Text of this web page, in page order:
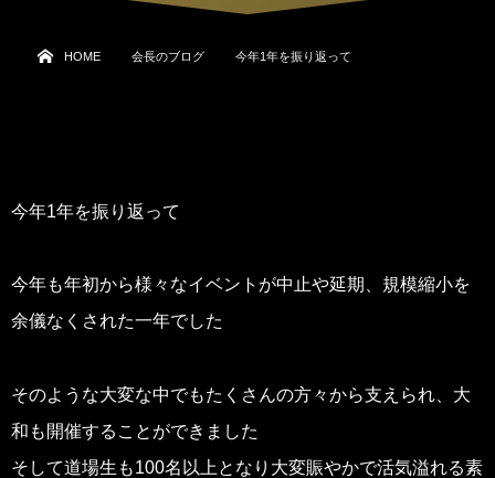
HOME 会長のブログ 今年1年を振り返って
今年1年を振り返って
今年も年初から様々なイベントが中止や延期、規模縮小を
余儀なくされた一年でした
そのような大変な中でもたくさんの方々から支えられ、大
和も開催することができました
そして道場生も100名以上となり大変賑やかで活気溢れる素